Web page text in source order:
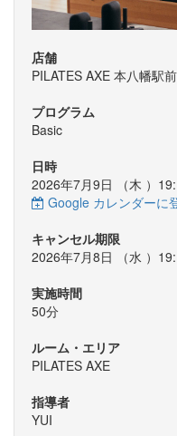
店舗
PILATES AXE 本八幡駅
プログラム
Basic
日時
2026年7月9日 （木 ）
Google カレンダーに
キャンセル期限
2026年7月8日 （水 ）
実施時間
50分
ルーム・エリア
PILATES AXE
指導者
YUI